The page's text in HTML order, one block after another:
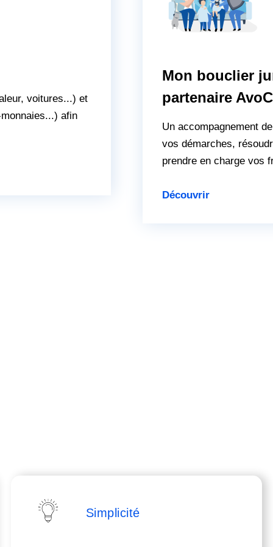
voitures...) et
afin
Mon bouclier
partenaire
Un accompagnement
vos démarches,
prendre en charge vos
Découvrir
Simplicité